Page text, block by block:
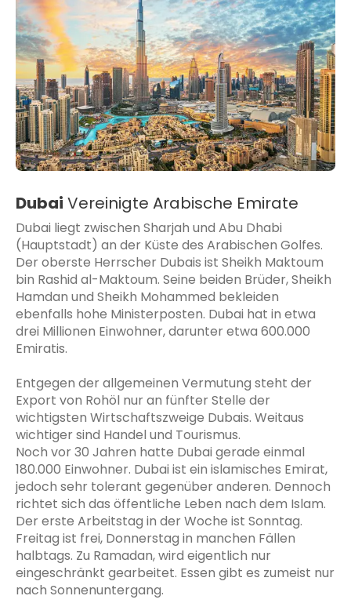
Dubai Vereinigte Arabische Emirate
Dubai liegt zwischen Sharjah und Abu Dhabi
(Hauptstadt) an der Küste des Arabischen Golfes.
Der oberste Herrscher Dubais ist Sheikh Maktoum
bin Rashid al-Maktoum. Seine beiden Brüder, Sheikh
Hamdan und Sheikh Mohammed bekleiden
ebenfalls hohe Ministerposten. Dubai hat in etwa
drei Millionen Einwohner, darunter etwa 600.000
Emiratis.
Entgegen der allgemeinen Vermutung steht der
Export von Rohöl nur an fünfter Stelle der
wichtigsten Wirtschaftszweige Dubais. Weitaus
wichtiger sind Handel und Tourismus.
Noch vor 30 Jahren hatte Dubai gerade einmal
180.000 Einwohner. Dubai ist ein islamisches Emirat,
jedoch sehr tolerant gegenüber anderen. Dennoch
richtet sich das öffentliche Leben nach dem Islam.
Der erste Arbeitstag in der Woche ist Sonntag.
Freitag ist frei, Donnerstag in manchen Fällen
halbtags. Zu Ramadan, wird eigentlich nur
eingeschränkt gearbeitet. Essen gibt es zumeist nur
nach Sonnenuntergang.